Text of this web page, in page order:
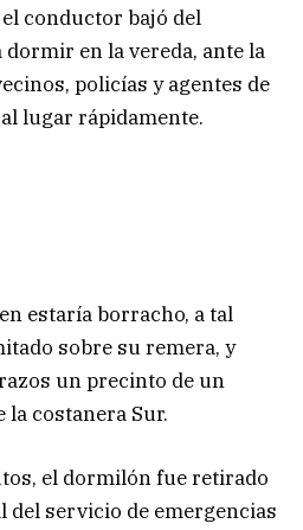
conductor bajó del
en la vereda, ante la
policías y agentes de
lugar rápidamente.
estaría borracho, a tal
sobre su remera, y
un precinto de un
costanera Sur.
el dormilón fue retirado
del servicio de emergencias